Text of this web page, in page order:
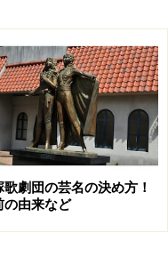
歌劇団の芸名の決め方！
の由来など